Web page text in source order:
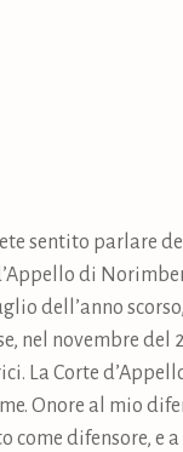
sentito parlare
di
dell’anno
nel novembre
La Corte
Onore al mio
come difensore, e